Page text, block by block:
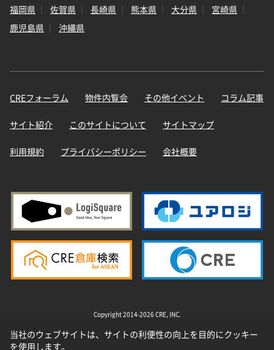
福岡県
佐賀県 長崎県 熊本県 大分県
宮崎県
鹿児島県
沖縄県
CREフォーラム 物件内覧会 その他イベント コラム記事
サイト紹介 このサイトについて サイトマップ
利用規約 プライバシーポリシー 会社概要
Copyright 2014-2026 CRE, INC.
当社のウェブサイトは、サイトの利便性の向上を目的にクッキー
を使用します。